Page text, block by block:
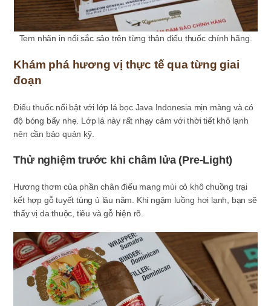
Tem nhãn in nổi sắc sảo trên từng thân điếu thuốc chính hãng.
Khám phá hương vị thực tế qua từng giai
đoạn
Điếu thuốc nổi bật với lớp lá bọc Java Indonesia mịn màng và có
độ bóng bẩy nhẹ. Lớp lá này rất nhạy cảm với thời tiết khô lạnh
nên cần bảo quản kỹ.
Thử nghiệm trước khi châm lửa (Pre-Light)
Hương thơm của phần chân điếu mang mùi cỏ khô chuồng trại
kết hợp gỗ tuyết tùng ủ lâu năm. Khi ngậm luồng hơi lạnh, bạn sẽ
thấy vị da thuộc, tiêu và gỗ hiện rõ.